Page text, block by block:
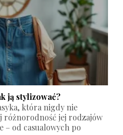
ją stylizować?
która nigdy nie
różnorodność jej rodzajów
– od casualowych po